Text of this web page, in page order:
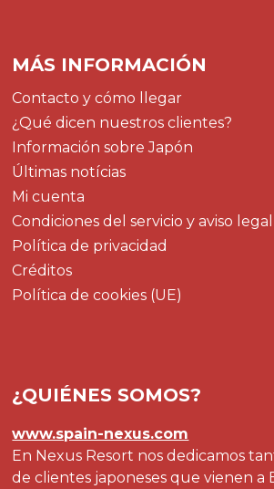
MÁS INFORMACIÓN
Contacto y cómo llegar
¿Qué dicen nuestros clientes?
Información sobre Japón
Últimas notícias
Mi cuenta
Condiciones del servicio y aviso legal
Política de privacidad
Créditos
Política de cookies (UE)
¿QUIÉNES SOMOS?
www.spain-nexus.com
En Nexus Resort nos dedicamos
de clientes japoneses que vienen a